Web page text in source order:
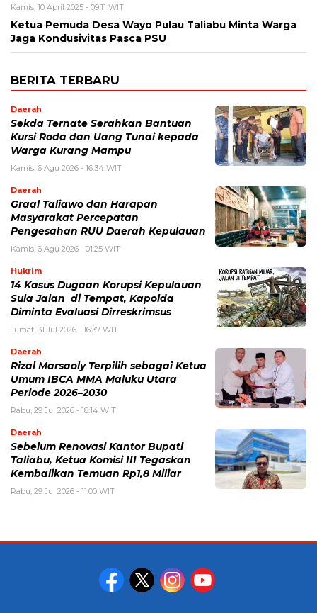
Kamis, 10 April 2025 - 09:11 WIT
Ketua Pemuda Desa Wayo Pulau Taliabu Minta Warga
Jaga Kondusivitas Pasca PSU
BERITA TERBARU
Daerah
Sekda Ternate Serahkan Bantuan
Kursi Roda dan Uang Tunai kepada
Warga Kurang Mampu
Kamis, 6 Agu 2026 - 16:34 WIT
Daerah
Graal Taliawo dan Harapan
Masyarakat Percepatan
Pengesahan RUU Daerah Kepulauan
Kamis, 6 Agu 2026 - 01:25 WIT
Hukrim
14 Kasus Dugaan Korupsi Kepulauan
Sula Jalan di Tempat, Kapolda
Diminta Evaluasi Dirreskrimsus
Jumat, 31 Jul 2026 - 16:37 WIT
Daerah
Rizal Marsaoly Terpilih sebagai Ketua
Umum IBCA MMA Maluku Utara
Periode 2026–2030
Rabu, 29 Jul 2026 - 18:14 WIT
Daerah
Sebelum Renovasi Kantor Bupati
Taliabu, Ketua Komisi III Tegaskan
Kembalikan Temuan Rp1,8 Miliar
Rabu, 29 Jul 2026 - 11:00 WIT